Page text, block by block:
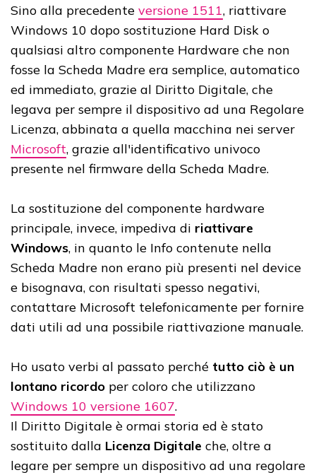
Sino alla precedente versione 1511, riattivare
Windows 10 dopo sostituzione Hard Disk o
qualsiasi altro componente Hardware che non
fosse la Scheda Madre era semplice, automatico
ed immediato, grazie al Diritto Digitale, che
legava per sempre il dispositivo ad una Regolare
Licenza, abbinata a quella macchina nei server
Microsoft, grazie all'identificativo univoco
presente nel firmware della Scheda Madre.
La sostituzione del componente hardware
principale, invece, impediva di riattivare
Windows, in quanto le Info contenute nella
Scheda Madre non erano più presenti nel device
e bisognava, con risultati spesso negativi,
contattare Microsoft telefonicamente per fornire
dati utili ad una possibile riattivazione manuale.
Ho usato verbi al passato perché tutto ciò è un
lontano ricordo per coloro che utilizzano
Windows 10 versione 1607.
Il Diritto Digitale è ormai storia ed è stato
sostituito dalla Licenza Digitale che, oltre a
legare per sempre un dispositivo ad una regolare